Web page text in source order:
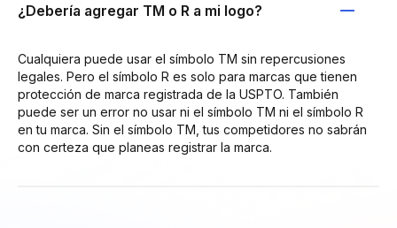
¿Debería agregar TM o R a mi logo?
Cualquiera puede usar el símbolo TM sin repercusiones
legales. Pero el símbolo R es solo para marcas que tienen
protección de marca registrada de la USPTO. También
puede ser un error no usar ni el símbolo TM ni el símbolo R
en tu marca. Sin el símbolo TM, tus competidores no sabrán
con certeza que planeas registrar la marca.